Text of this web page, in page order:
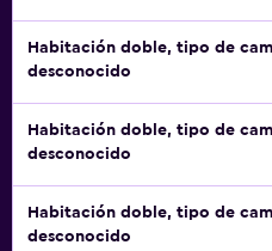
Habitación doble, tipo de
desconocido
Habitación doble, tipo de
desconocido
Habitación doble, tipo de
desconocido